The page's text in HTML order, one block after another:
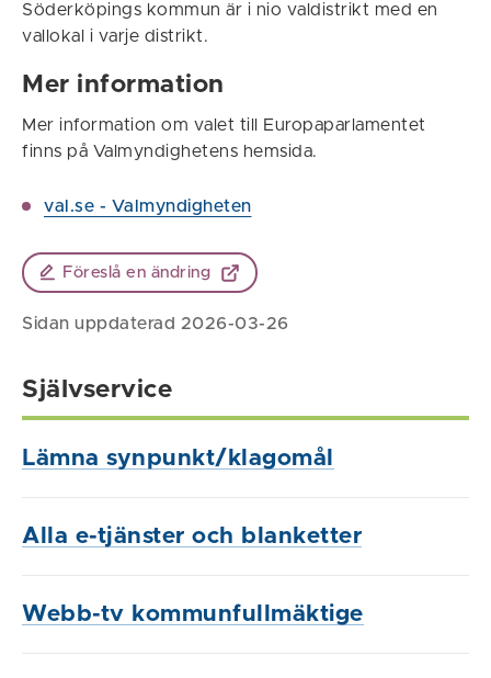
Söderköpings kommun är i nio valdistrikt med en
vallokal i varje distrikt.
Mer information
Mer information om valet till Europaparlamentet
finns på Valmyndighetens hemsida.
val.se - Valmyndigheten
Föreslå en ändring
Sidan uppdaterad 2026-03-26
Självservice
Lämna synpunkt/klagomål
Alla e-tjänster och blanketter
Webb-tv kommunfullmäktige